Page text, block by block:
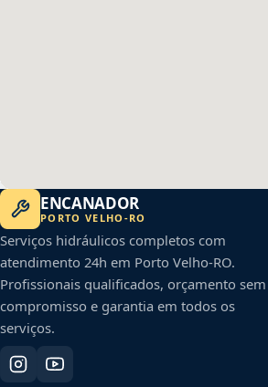
ENCANADOR
PORTO VELHO -RO
Serviços hidráulicos completos com
atendimento 24h em Porto Velho-RO.
Profissionais qualificados, orçamento sem
compromisso e garantia em todos os
serviços.